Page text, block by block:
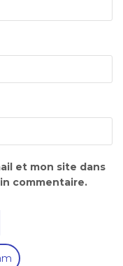
et mon site dans
commentaire.